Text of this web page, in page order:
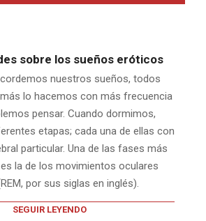
sobre los sueños eróticos
nuestros sueños, todos
lo hacemos con más frecuencia
pensar. Cuando dormimos,
etapas; cada una de ellas con
particular. Una de las fases más
la de los movimientos oculares
por sus siglas en inglés).
SEGUIR LEYENDO